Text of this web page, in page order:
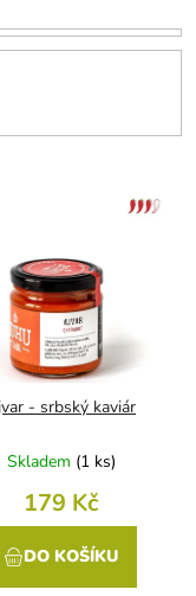
- srbský kaviár
Skladem (1 ks)
179 Kč
DO KOŠÍKU